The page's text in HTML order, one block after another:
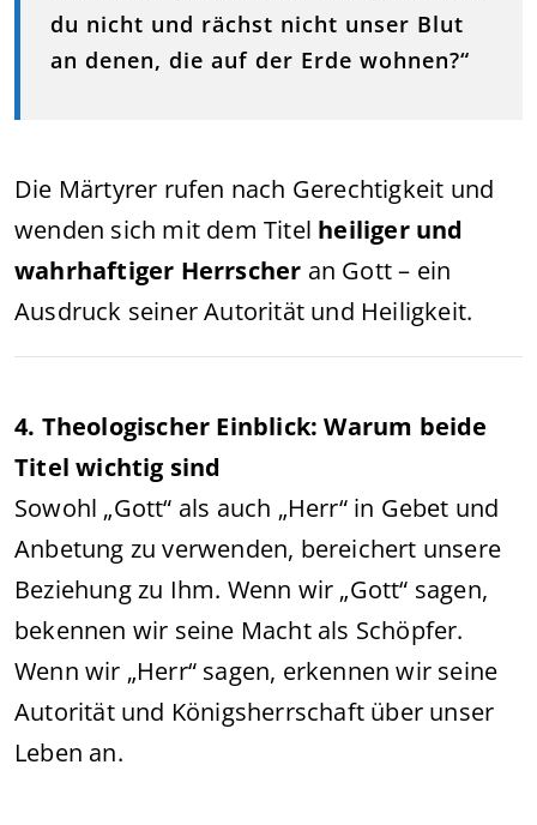
du nicht und rächst nicht unser Blut
an denen, die auf der Erde wohnen?“
Die Märtyrer rufen nach Gerechtigkeit und
wenden sich mit dem Titel heiliger und
wahrhaftiger Herrscher an Gott – ein
Ausdruck seiner Autorität und Heiligkeit.
4. Theologischer Einblick: Warum beide
Titel wichtig sind
Sowohl „Gott“ als auch „Herr“ in Gebet und
Anbetung zu verwenden, bereichert unsere
Beziehung zu Ihm. Wenn wir „Gott“ sagen,
bekennen wir seine Macht als Schöpfer.
Wenn wir „Herr“ sagen, erkennen wir seine
Autorität und Königsherrschaft über unser
Leben an.